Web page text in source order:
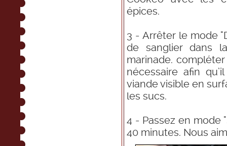
épices.
3 - Arrêter le mode
de sanglier dans
marinade.
nécessaire afin
viande visible en
les sucs.
4 - Passez en mode
40 minutes. Nous